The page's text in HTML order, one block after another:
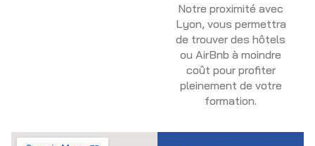
Notre proximité avec
Lyon, vous permettra
de trouver des hôtels
ou AirBnb à moindre
coût pour profiter
pleinement de votre
formation.